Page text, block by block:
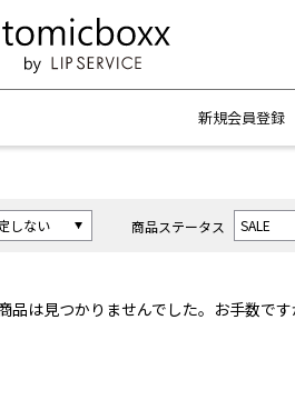
新規会員登録
商品ステータス
品は見つかりませんでした。お手数で